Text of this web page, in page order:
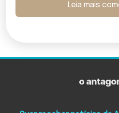
Leia mais